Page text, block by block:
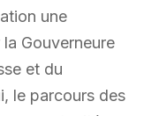
une
Gouverneure
et du
le parcours des